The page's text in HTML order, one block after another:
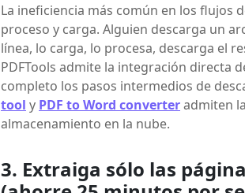
La ineficiencia más común en los flujos
proceso y carga. Alguien descarga un
línea, lo carga, lo procesa, descarga el
PDFTools admite la integración directa
completo los pasos intermedios de
tool y PDF to Word converteradmiten
almacenamiento en la nube.
3. Extraiga sólo las